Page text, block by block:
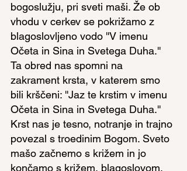
bogoslužju, pri sveti maši. Že ob
vhodu v cerkev se pokrižamo z
blagoslovljeno vodo ''V imenu
Očeta in Sina in Svetega Duha.''
Ta obred nas spomni na
zakrament krsta, v katerem smo
bili krščeni: ''Jaz te krstim v imenu
Očeta in Sina in Svetega Duha.''
Krst nas je tesno, notranje in trajno
povezal s troedinim Bogom. Sveto
mašo začnemo s križem in jo
končamo s križem, blagoslovom,